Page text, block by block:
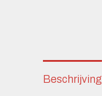
Beschrijving